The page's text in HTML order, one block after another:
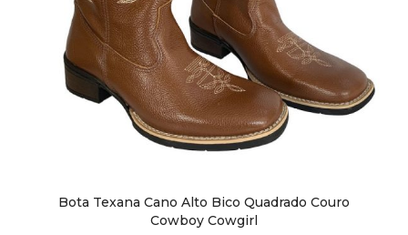
Perneiras
Bota Texana Cano Alto Bico Quadrado Couro
Cowboy Cowgirl